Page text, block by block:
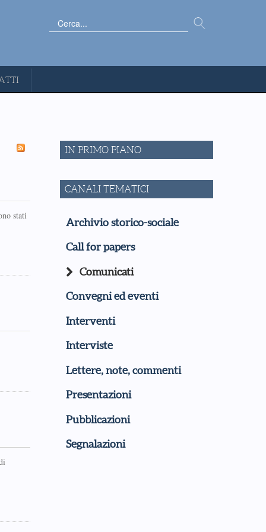
Cerca...
stati
IN PRIMO PIANO
CANALI TEMATICI
Archivio storico-sociale
Call for papers
Comunicati
Convegni ed eventi
Interventi
Interviste
Lettere, note, commenti
Presentazioni
Pubblicazioni
Segnalazioni